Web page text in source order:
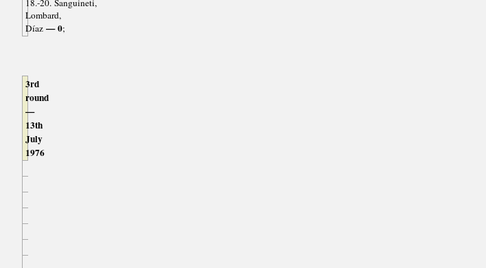
18.-20. Sanguineti,
Lombard,
Díaz— 0;
3rd
round
—
13th
July
1976